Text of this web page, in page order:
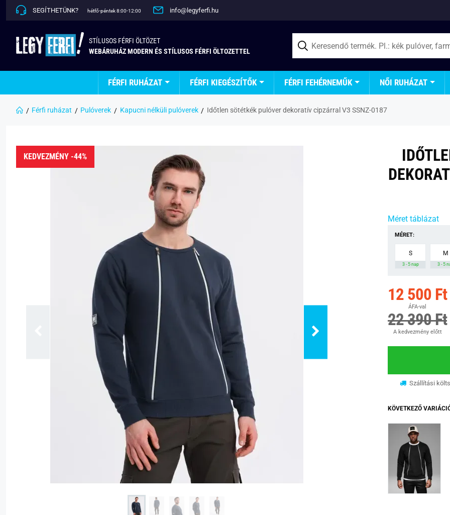
SEGÍTHETÜNK? hétfő-péntek 8:00-12:00 info@legyferfi.hu
STÍLUSOS FÉRFI ÖLTÖZET
WEBÁRUHÁZ MODERN ÉS STÍLUSOS FÉRFI ÖLTOZETTEL
FÉRFI RUHÁZAT FÉRFI KIEGÉSZÍTŐK FÉRFI FEHÉRNEMŰK NŐI RUHÁZAT
Férfi ruházat Pulóverek Kapucni nélküli pulóverek Időtlen sötétkék pulóver dekoratív cipzárral V3 SSNZ-0187
KEDVEZMÉNY -44%
Méret táblázat
MÉRET:
S
3 - 5 nap
M
3 - 5
12 500 Ft
ÁFA-val
22 390 Ft
A kedvezmény előtt
Szállítási
KÖVETKEZŐ